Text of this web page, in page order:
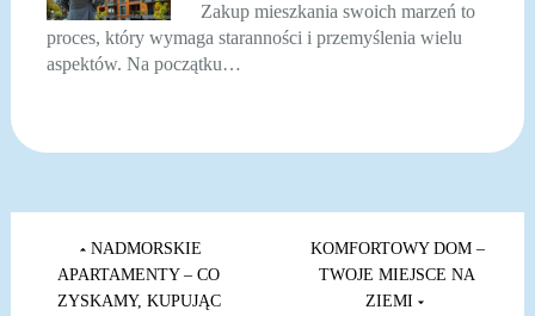
Zakup mieszkania swoich marzeń to
proces, który wymaga staranności i przemyślenia wielu
aspektów. Na początku…
Nawigacja
wpisuNADMORSKIE
APARTAMENTY – CO
ZYSKAMY, KUPUJĄC
KOMFORTOWY DOM –
TWOJE MIEJSCE NA
ZIEMI